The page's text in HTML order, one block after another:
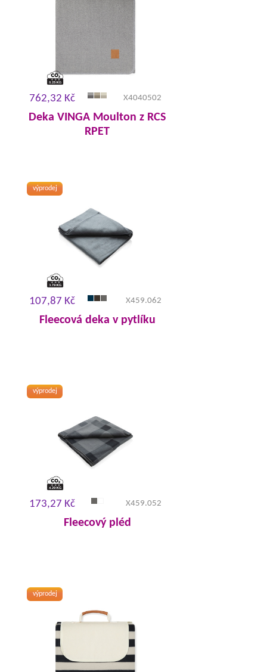
762,32 Kč X4040502
Deka VINGA Moulton z RCS
RPET
výprodej
107,87 Kč X459.062
Fleecová deka v pytlíku
výprodej
173,27 Kč X459.052
Fleecový pléd
výprodej